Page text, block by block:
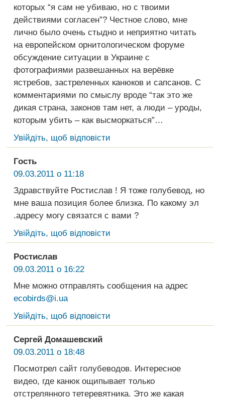
которых “я сам не убиваю, но с твоими
действиями согласен”? Честное слово, мне
лично было очень стыдно и неприятно читать
на европейском орнитологическом форуме
обсуждение ситуации в Украине с
фотографиями развешанных на верёвке
ястребов, застреленных канюков и сапсанов. С
комментариями по смыслу вроде “так это же
дикая страна, законов там нет, а люди – уроды,
которым убить – как высморкаться”…
Увійдіть, щоб відповісти
Гость
09.03.2011 о 11:18
Здравствуйте Ростислав ! Я тоже голубевод, но
мне ваша позиция более близка. По какому эл
.адресу могу связатся с вами ?
Увійдіть, щоб відповісти
Ростислав
09.03.2011 о 16:22
Мне можно отправлять сообщения на адрес
ecobirds@i.ua
Увійдіть, щоб відповісти
Сергей Домашевский
09.03.2011 о 18:48
Посмотрел сайт голубеводов. Интересное
видео, где канюк ощипывает только
отстрелянного тетеревятника. Это же какая